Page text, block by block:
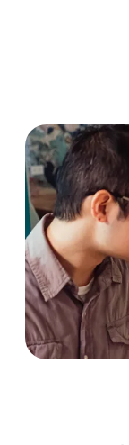
เครื่องมือสํ
ทรัพย์สิน ภั
จับ
การแจ้งเตื
สร้างความ
Python
นำไปใช้งา
ปลอดภัยทา